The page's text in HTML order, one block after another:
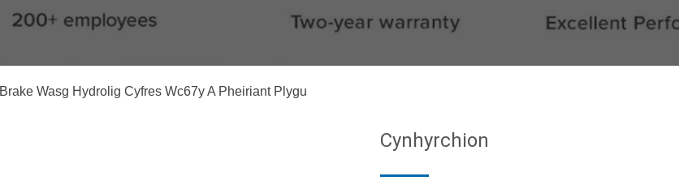
Brake Wasg Hydrolig Cyfres Wc67y A Pheiriant Plygu
Cynhyrchion